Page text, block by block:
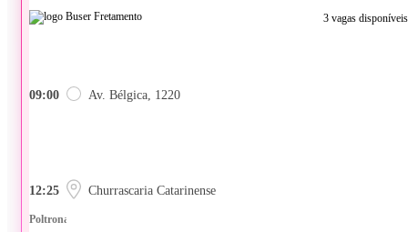
3 vagas disponíveis
09:00 Av. Bélgica, 1220
12:25 Churrascaria Catarinense
Poltrona